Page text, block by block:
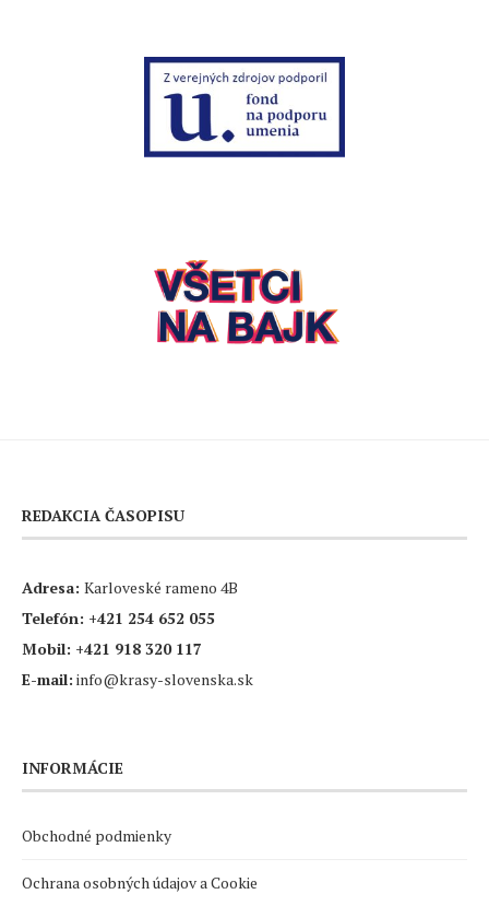
REDAKCIA ČASOPISU
Adresa: Karloveské rameno 4B
Telefón: +421 254 652 055
Mobil: +421 918 320 117
E-mail: info@krasy-slovenska.sk
INFORMÁCIE
Obchodné podmienky
Ochrana osobných údajov a Cookie